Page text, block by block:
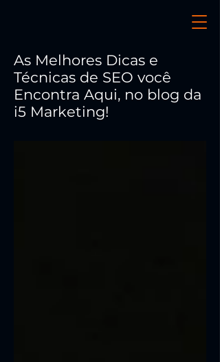
As Melhores Dicas e
Técnicas de SEO você
Encontra Aqui, no blog da
i5 Marketing!